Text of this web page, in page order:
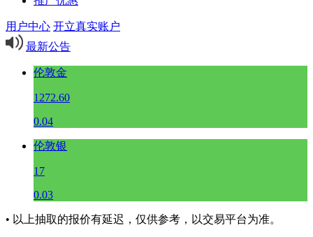
用户中心 开立真实账户
最新公告
伦敦金
1272.60
0.04
伦敦银
17
0.03
• 以上抽取的报价有延迟，仅供参考，以交易平台为准。